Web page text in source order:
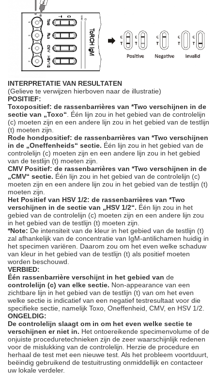
INTERPRETATIE VAN RESULTATEN
(Gelieve te verwijzen hierboven naar de illustratie)
POSITIEF:
Toxopositief: de rassenbarrières van *Two verschijnen in de
sectie van „Toxo“. Één lijn zou in het gebied van de controlelijn
(c) moeten zijn en een andere lijn zou in het gebied van de testlijn
(t) moeten zijn.
Rode hondpositief: de rassenbarrières van *Two verschijnen
in de „Oneffenheids“ sectie. Één lijn zou in het gebied van de
controlelijn (c) moeten zijn en een andere lijn zou in het gebied
van de testlijn (t) moeten zijn.
CMV Positief: de rassenbarrières van *Two verschijnen in de
„CMV“ sectie. Één lijn zou in het gebied van de controlelijn (c)
moeten zijn en een andere lijn zou in het gebied van de testlijn (t)
moeten zijn.
Het Positief van HSV 1/2: de rassenbarrières van *Two
verschijnen in de sectie van „HSV 1/2“. Één lijn zou in het
gebied van de controlelijn (c) moeten zijn en een andere lijn zou
in het gebied van de testlijn (t) moeten zijn.
*Note: De intensiteit van de kleur in het gebied van de testlijn (t)
zal afhankelijk van de concentratie van IgM-antilichamen huidig in
het specimen variëren. Daarom zou om het even welke schaduw
van kleur in het gebied van de testlijn (t) als positief moeten
worden beschouwd.
VERBIED:
Één rassenbarrière verschijnt in het gebied van de
controlelijn (c) van elke sectie. Non-appearance van een
zichtbare lijn in het gebied van de testlijn (t) van om het even
welke sectie is indicatief van een negatief testresultaat voor die
specifieke sectie, namelijk Toxo, Oneffenheid, CMV, en HSV 1/2.
ONGELDIG:
De controlelijn slaagt om in om het even welke sectie te
verschijnen er niet in. Het ontoereikende specimenvolume of de
onjuiste proceduretechnieken zijn de zeer waarschijnlijk redenen
voor de mislukking van de controlelijn. Herzie de procedure en
herhaal de test met een nieuwe test. Als het probleem voortduurt,
beëindig gebruikend de testuitrusting onmiddellijk en contacteer
uw lokale verdeler.